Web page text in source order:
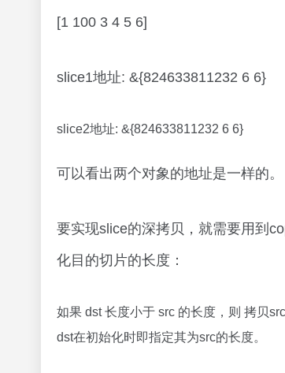
[1 100 3 4 5 6]
slice1地址: &{824633811232 6 6}
slice2地址: &{824633811232 6 6}
可以看出两个对象的地址是一样的。
要实现slice的深拷贝，就需要用到
化目的切片的长度：
如果 dst 长度小于 src 的长度，则 拷贝
dst在初始化时即指定其为src的长度。